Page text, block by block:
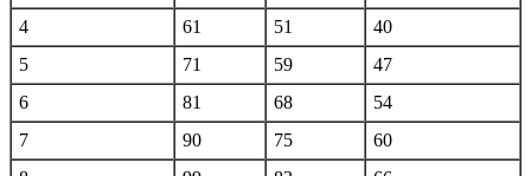
4
61 51
40
5
71 59
47
6
81 68
54
7
90 75
60